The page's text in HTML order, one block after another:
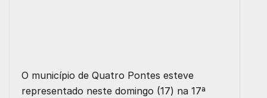
O município de Quatro Pontes esteve
representado neste domingo (17) na 17ª